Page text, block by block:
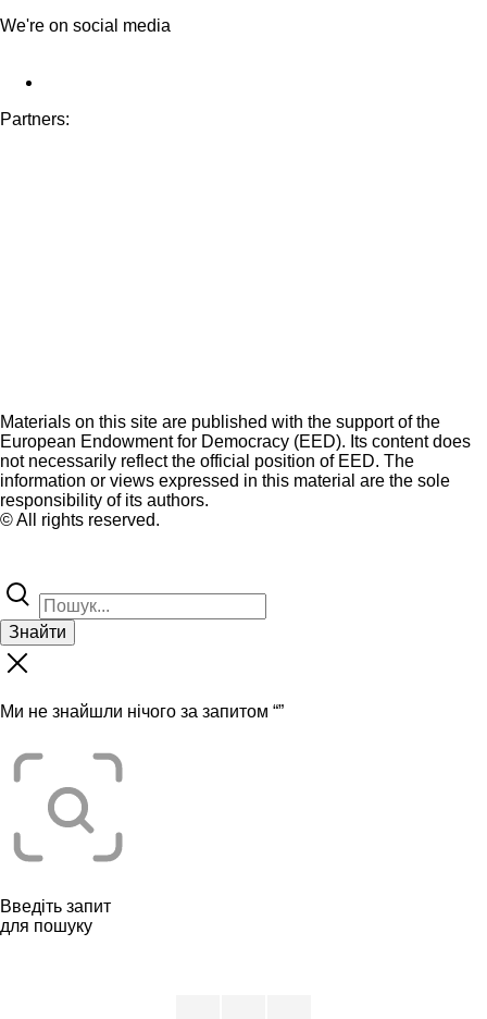
We're on social media
Partners:
Materials on this site are published with the support of the
European Endowment for Democracy (EED). Its content does
not necessarily reflect the official position of EED. The
information or views expressed in this material are the sole
responsibility of its authors.
© All rights reserved.
Знайти
Ми не знайшли нічого за запитом “”
Введіть запит
для пошуку